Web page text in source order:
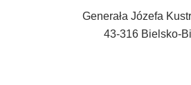
Generała Józefa
43-316 Bielsko-